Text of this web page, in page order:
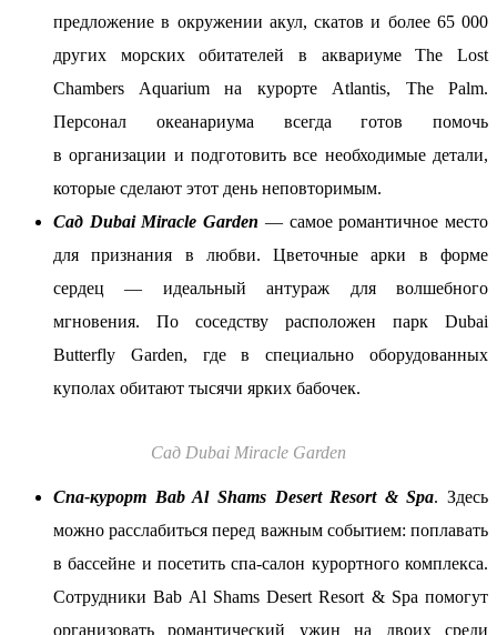
предложение в окружении акул, скатов и более 65 000
других морских обитателей в аквариуме The Lost
Chambers Aquarium на курорте Atlantis, The Palm.
Персонал океанариума всегда готов помочь
в организации и подготовить все необходимые детали,
которые сделают этот день неповторимым.
Сад Dubai Miracle Garden — самое романтичное место
для признания в любви. Цветочные арки в форме
сердец — идеальный антураж для волшебного
мгновения. По соседству расположен парк Dubai
Butterfly Garden, где в специально оборудованных
куполах обитают тысячи ярких бабочек.
Сад Dubai Miracle Garden
Спа-курорт Bab Al Shams Desert Resort & Spa. Здесь
можно расслабиться перед важным событием: поплавать
в бассейне и посетить спа-салон курортного комплекса.
Сотрудники Bab Al Shams Desert Resort & Spa помогут
организовать романтический ужин на двоих среди